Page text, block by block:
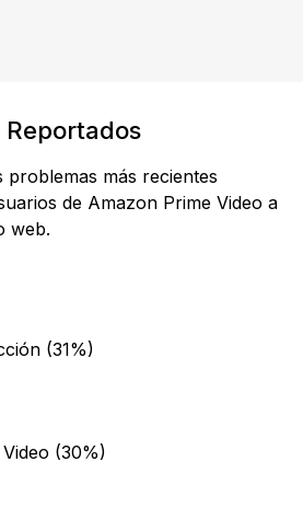
Reportados
problemas más recientes
de Amazon Prime Video a
web.
(31%)
(30%)